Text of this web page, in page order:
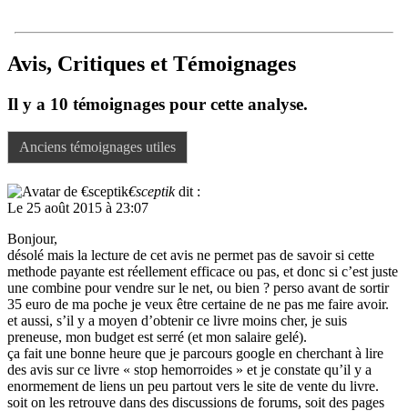
Avis, Critiques et Témoignages
Il y a 10 témoignages pour cette analyse.
Anciens témoignages utiles
€sceptik dit :
Le 25 août 2015 à 23:07
Bonjour,
désolé mais la lecture de cet avis ne permet pas de savoir si cette
methode payante est réellement efficace ou pas, et donc si c’est juste
une combine pour vendre sur le net, ou bien ? perso avant de sortir
35 euro de ma poche je veux être certaine de ne pas me faire avoir.
et aussi, s’il y a moyen d’obtenir ce livre moins cher, je suis
preneuse, mon budget est serré (et mon salaire gelé).
ça fait une bonne heure que je parcours google en cherchant à lire
des avis sur ce livre « stop hemorroides » et je constate qu’il y a
enormement de liens un peu partout vers le site de vente du livre.
soit on les retrouve dans des discussions de forums, soit des pages